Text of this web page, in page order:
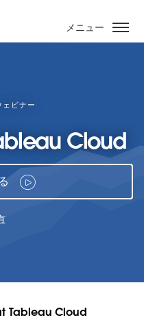
メニュー
ビナー
Cloud
Tableau Cloud